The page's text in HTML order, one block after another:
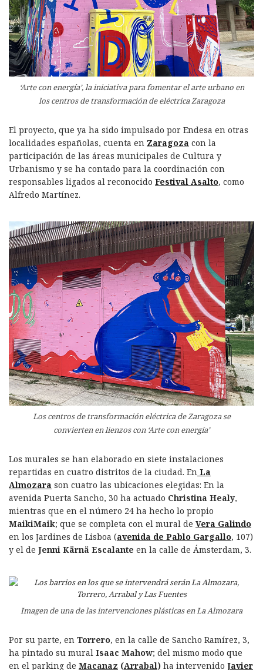
‘Arte con energía’, la iniciativa para fomentar el arte urbano en
los centros de transformación de eléctrica Zaragoza
El proyecto, que ya ha sido impulsado por Endesa en otras
localidades españolas, cuenta en Zaragoza con la
participación de las áreas municipales de Cultura y
Urbanismo y se ha contado para la coordinación con
responsables ligados al reconocido Festival Asalto, como
Alfredo Martínez.
Los centros de transformación eléctrica de Zaragoza se
convierten en lienzos con ‘Arte con energía’
Los murales se han elaborado en siete instalaciones
repartidas en cuatro distritos de la ciudad. En La
Almozara son cuatro las ubicaciones elegidas: En la
avenida Puerta Sancho, 30 ha actuado Christina Healy,
mientras que en el número 24 ha hecho lo propio
MaikiMaik; que se completa con el mural de Vera Galindo
en los Jardines de Lisboa (avenida de Pablo Gargallo, 107)
y el de Jenni Kärnä Escalante en la calle de Ámsterdam, 3.
Imagen de una de las intervenciones plásticas en La Almozara
Por su parte, en Torrero, en la calle de Sancho Ramírez, 3,
ha pintado su mural Isaac Mahow; del mismo modo que
en el parking de Macanaz (Arrabal) ha intervenido Javier